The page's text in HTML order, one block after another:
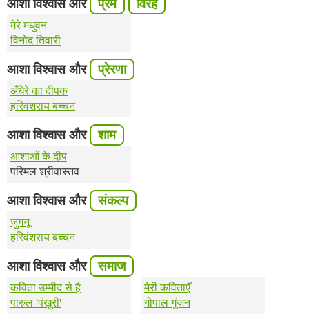
आशा विश्वास और प्रेम विरह
मेरे मधुवन
विनोद तिवारी
आशा विश्वास और प्रेरणा
अँधेरे का दीपक
हरिवंशराय बच्चन
आशा विश्वास और शाम
आशाओं के दीप
परिमल श्रीवास्तव
आशा विश्वास और संकल्प
जुगनू
हरिवंशराय बच्चन
आशा विश्वास और समाज
कविता उम्मीद से है
पारुल 'पंखुरी'
मेरी कविताएँ
गोपाल गुंजन